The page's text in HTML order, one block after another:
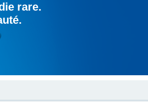
rare.